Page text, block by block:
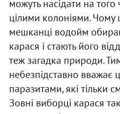
можуть насідати на
цілими колоніями. Чому
мешканці водойм
карася і стають його
теж загадка природи.
небезпідставно вважає
паразитами, які тільки
Зовні виборці карася